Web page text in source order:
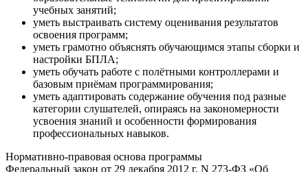
учебных занятий;
уметь выстраивать систему оценивания результатов
освоения программ;
уметь грамотно объяснять обучающимся этапы сборки и
настройки БПЛА;
уметь обучать работе с полётными контроллерами и
базовым приёмам программирования;
уметь адаптировать содержание обучения под разные
категории слушателей, опираясь на закономерности
усвоения знаний и особенности формирования
профессиональных навыков.
Нормативно-правовая основа программы
Федеральный закон от 29 декабря 2012 г. N 273-ФЗ «Об